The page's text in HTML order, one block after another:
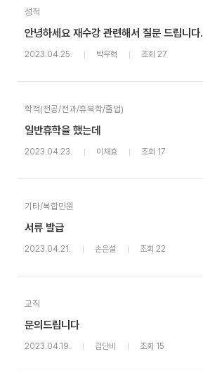
성적
안녕하세요 재수강 관련해서 질문 드립니다.
2023.04.25. 박우혁 조회 27
학적(전공/전과/휴복학/졸업)
일반휴학을 했는데
2023.04.23. 이채효 조회 17
기타/복합민원
서류 발급
2023.04.21. 손은설 조회 22
교직
문의드립니다
2023.04.19. 김단비 조회 15